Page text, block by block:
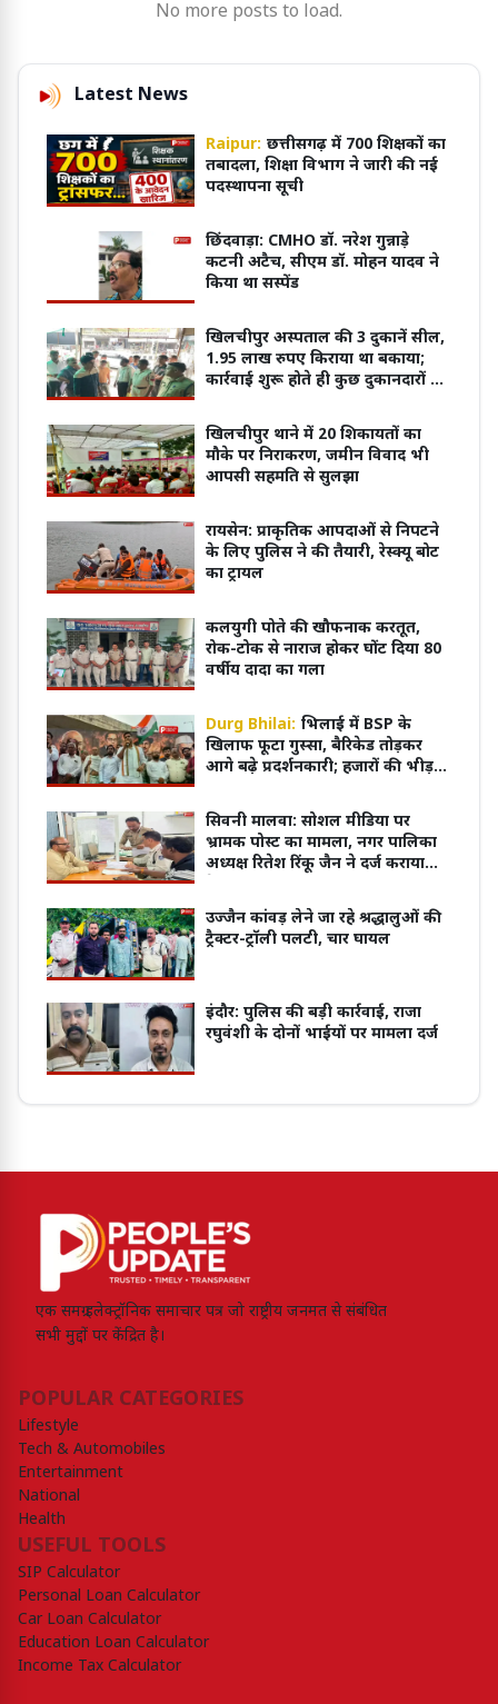
No more posts to load.
Latest News
Raipur: छत्तीसगढ़ में 700 शिक्षकों का
तबादला, शिक्षा विभाग ने जारी की नई
पदस्थापना सूची
छिंदवाड़ा: CMHO डॉ. नरेश गुन्नाड़े
कटनी अटैच, सीएम डॉ. मोहन यादव ने
किया था सस्पेंड
खिलचीपुर अस्पताल की 3 दुकानें सील,
1.95 लाख रुपए किराया था बकाया;
कार्रवाई शुरू होते ही कुछ दुकानदारों ने
खिलचीपुर थाने में 20 शिकायतों का
मौके पर निराकरण, जमीन विवाद भी
आपसी सहमति से सुलझा
रायसेन: प्राकृतिक आपदाओं से निपटने
के लिए पुलिस ने की तैयारी, रेस्क्यू बोट
का ट्रायल
कलयुगी पोते की खौफनाक करतूत,
रोक-टोक से नाराज होकर घोंट दिया 80
वर्षीय दादा का गला
Durg Bhilai: भिलाई में BSP के
खिलाफ फूटा गुस्सा, बैरिकेड तोड़कर
आगे बढ़े प्रदर्शनकारी; हजारों की भीड़ ने
सिवनी मालवा: सोशल मीडिया पर
भ्रामक पोस्ट का मामला, नगर पालिका
अध्यक्ष रितेश रिंकू जैन ने दर्ज कराया
उज्जैन कांवड़ लेने जा रहे श्रद्धालुओं की
ट्रैक्टर-ट्रॉली पलटी, चार घायल
इंदौर: पुलिस की बड़ी कार्रवाई, राजा
रघुवंशी के दोनों भाईयों पर मामला दर्ज
एक समग्र इलेक्ट्रॉनिक समाचार पत्र जो राष्ट्रीय जनमत से संबंधित
सभी मुद्दों पर केंद्रित है।
POPULAR CATEGORIES
Lifestyle
Tech & Automobiles
Entertainment
National
Health
USEFUL TOOLS
SIP Calculator
Personal Loan Calculator
Car Loan Calculator
Education Loan Calculator
Income Tax Calculator